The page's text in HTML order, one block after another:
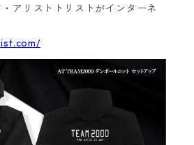
アリストトリストがインターネ